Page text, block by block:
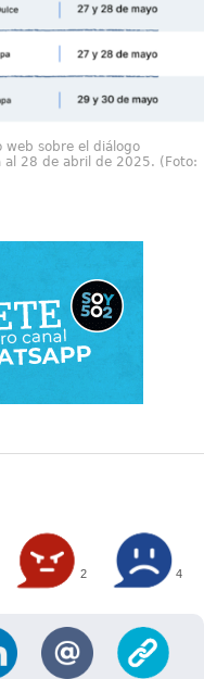
web sobre el diálogo
al 28 de abril de 2025. (Foto:
2 4